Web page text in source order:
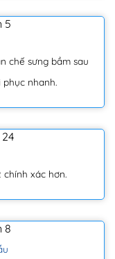
chế sưng bầm sau
nhanh.
xác hơn.